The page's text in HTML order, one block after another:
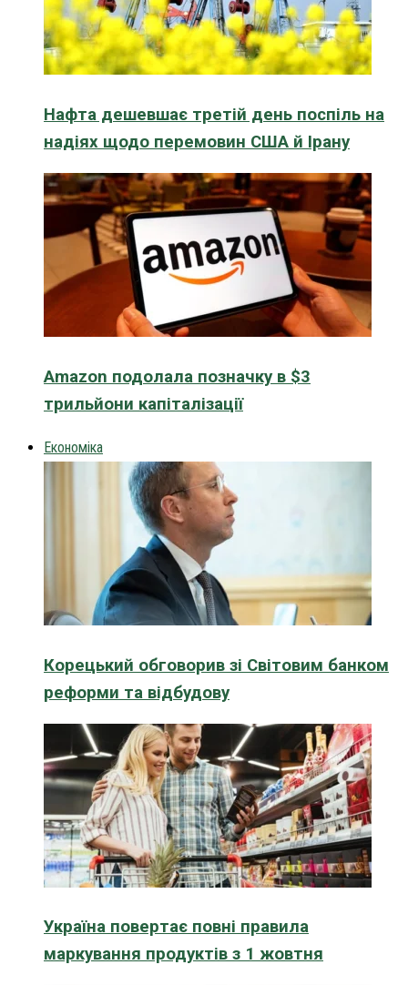
Нафта дешевшає третій день поспіль на
надіях щодо перемовин США й Ірану
Amazon подолала позначку в $3
трильйони капіталізації
Економіка
Корецький обговорив зі Світовим банком
реформи та відбудову
Україна повертає повні правила
маркування продуктів з 1 жовтня